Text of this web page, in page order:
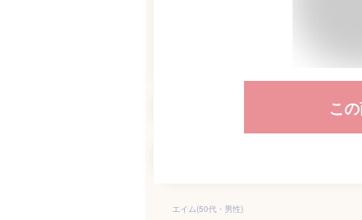
こ
エイム(50代・男性)